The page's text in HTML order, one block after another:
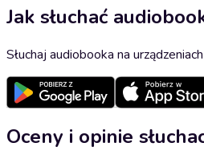
Jak słuchać
Słuchaj audiobooka na
Oceny i opinie